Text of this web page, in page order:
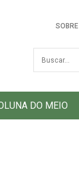
SOBRE
Busca
DO MEIO